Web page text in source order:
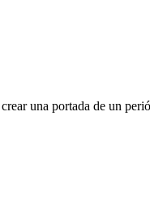
crear una portada de un